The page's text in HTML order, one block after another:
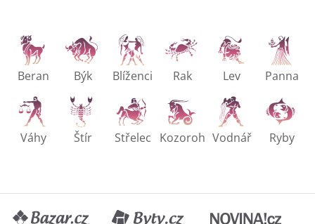
Beran Býk Blíženci Rak Lev Panna
Váhy Štír Střelec Kozoroh Vodnář Ryby